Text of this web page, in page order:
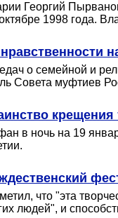
Георгий
1998 года.
о семейной и
Совета муфтиев
крещения
в ночь на 19
что "эта
людей", и